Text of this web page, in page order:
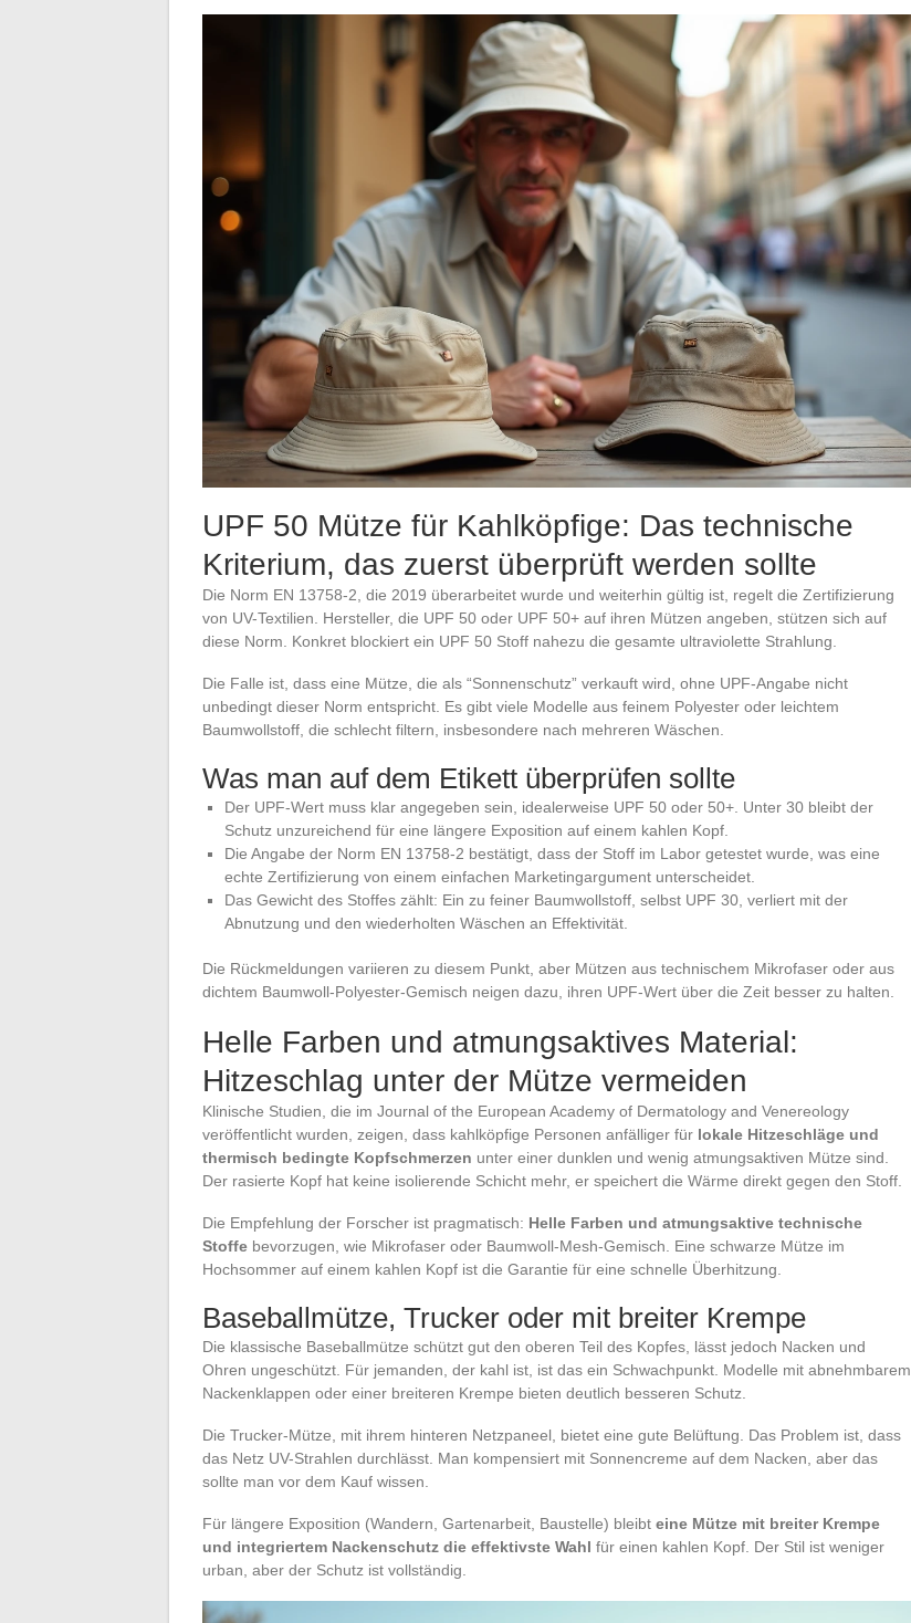
UPF 50 Mütze für Kahlköpfige: Das technische
Kriterium, das zuerst überprüft werden sollte
Die Norm EN 13758-2, die 2019 überarbeitet wurde und weiterhin gültig ist, regelt die Zertifizierung
von UV-Textilien. Hersteller, die UPF 50 oder UPF 50+ auf ihren Mützen angeben, stützen sich auf
diese Norm. Konkret blockiert ein UPF 50 Stoff nahezu die gesamte ultraviolette Strahlung.
Die Falle ist, dass eine Mütze, die als “Sonnenschutz” verkauft wird, ohne UPF-Angabe nicht
unbedingt dieser Norm entspricht. Es gibt viele Modelle aus feinem Polyester oder leichtem
Baumwollstoff, die schlecht filtern, insbesondere nach mehreren Wäschen.
Was man auf dem Etikett überprüfen sollte
Der UPF-Wert muss klar angegeben sein, idealerweise UPF 50 oder 50+. Unter 30 bleibt der
Schutz unzureichend für eine längere Exposition auf einem kahlen Kopf.
Die Angabe der Norm EN 13758-2 bestätigt, dass der Stoff im Labor getestet wurde, was eine
echte Zertifizierung von einem einfachen Marketingargument unterscheidet.
Das Gewicht des Stoffes zählt: Ein zu feiner Baumwollstoff, selbst UPF 30, verliert mit der
Abnutzung und den wiederholten Wäschen an Effektivität.
Die Rückmeldungen variieren zu diesem Punkt, aber Mützen aus technischem Mikrofaser oder aus
dichtem Baumwoll-Polyester-Gemisch neigen dazu, ihren UPF-Wert über die Zeit besser zu halten.
Helle Farben und atmungsaktives Material:
Hitzeschlag unter der Mütze vermeiden
Klinische Studien, die im Journal of the European Academy of Dermatology and Venereology
veröffentlicht wurden, zeigen, dass kahlköpfige Personen anfälliger für lokale Hitzeschläge und
thermisch bedingte Kopfschmerzen unter einer dunklen und wenig atmungsaktiven Mütze sind.
Der rasierte Kopf hat keine isolierende Schicht mehr, er speichert die Wärme direkt gegen den Stoff.
Die Empfehlung der Forscher ist pragmatisch: Helle Farben und atmungsaktive technische
Stoffe bevorzugen, wie Mikrofaser oder Baumwoll-Mesh-Gemisch. Eine schwarze Mütze im
Hochsommer auf einem kahlen Kopf ist die Garantie für eine schnelle Überhitzung.
Baseballmütze, Trucker oder mit breiter Krempe
Die klassische Baseballmütze schützt gut den oberen Teil des Kopfes, lässt jedoch Nacken und
Ohren ungeschützt. Für jemanden, der kahl ist, ist das ein Schwachpunkt. Modelle mit abnehmbarem
Nackenklappen oder einer breiteren Krempe bieten deutlich besseren Schutz.
Die Trucker-Mütze, mit ihrem hinteren Netzpaneel, bietet eine gute Belüftung. Das Problem ist, dass
das Netz UV-Strahlen durchlässt. Man kompensiert mit Sonnencreme auf dem Nacken, aber das
sollte man vor dem Kauf wissen.
Für längere Exposition (Wandern, Gartenarbeit, Baustelle) bleibt eine Mütze mit breiter Krempe
und integriertem Nackenschutz die effektivste Wahl für einen kahlen Kopf. Der Stil ist weniger
urban, aber der Schutz ist vollständig.